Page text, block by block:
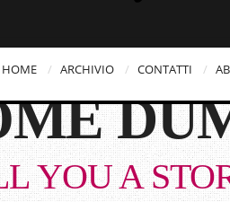
HOME ARCHIVIO CONTATTI
YOU A